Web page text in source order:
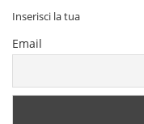
Inserisci la tua
Email